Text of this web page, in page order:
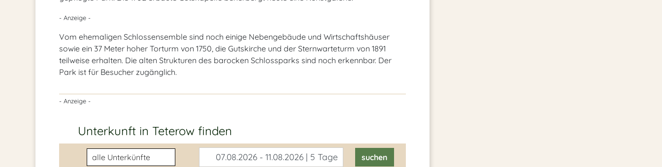
- Anzeige -
Vom ehemaligen Schlossensemble sind noch einige Nebengebäude und Wirtschaftshäuser
sowie ein 37 Meter hoher Torturm von 1750, die Gutskirche und der Sternwarteturm von 1891
teilweise erhalten. Die alten Strukturen des barocken Schlossparks sind noch erkennbar. Der
Park ist für Besucher zugänglich.
- Anzeige -
Unterkunft in Teterow finden
Unterkunftsart 07.08.2026 - 11.08.2026 | 5 Tage suchen